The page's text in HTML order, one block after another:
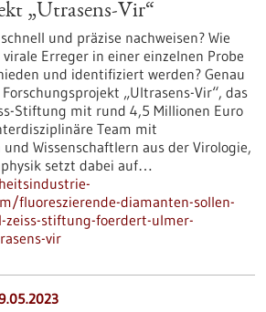
„Utrasens-Vir“
und präzise nachweisen? Wie
Erreger in einer einzelnen Probe
und identifiziert werden? Genau
„Ultrasens-Vir“, das
Stiftung mit rund 4,5 Millionen Euro
Team mit
Wissenschaftlern aus der Virologie,
setzt dabei auf…
fluoreszierende-diamanten-sollen-
zeiss-stiftung-foerdert-ulmer-
vir